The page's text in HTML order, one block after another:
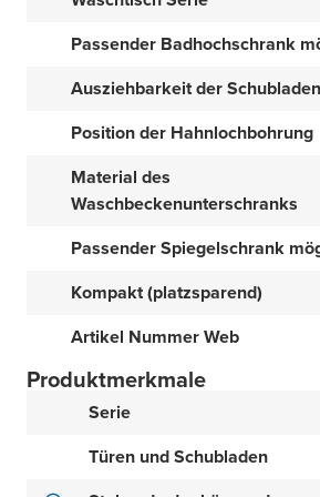
Passender Badhochschrank
Ausziehbarkeit der Schubladen
Position der Hahnlochbohrung
Material des
Waschbeckenunterschranks
Passender Spiegelschrank
Kompakt (platzsparend)
Artikel Nummer Web
Produktmerkmale
Serie
Türen und Schubladen